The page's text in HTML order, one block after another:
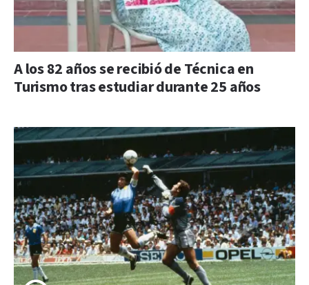
A los 82 años se recibió de Técnica en
Turismo tras estudiar durante 25 años